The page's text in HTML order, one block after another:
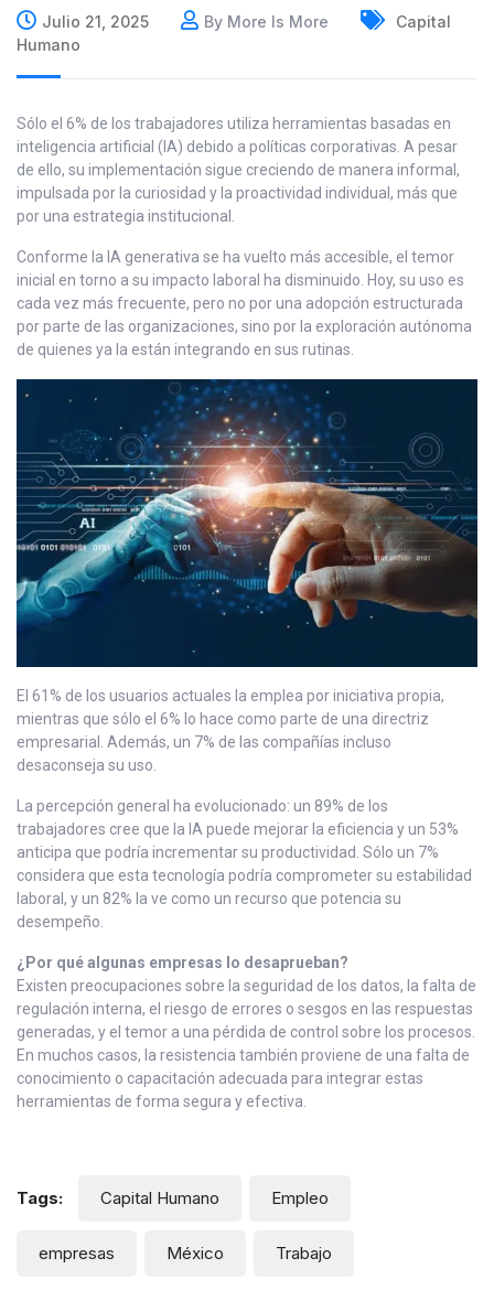
Julio 21, 2025 By More Is More
Capital
Humano
Sólo el 6% de los trabajadores utiliza herramientas basadas en
inteligencia artificial (IA) debido a políticas corporativas. A pesar
de ello, su implementación sigue creciendo de manera informal,
impulsada por la curiosidad y la proactividad individual, más que
por una estrategia institucional.
Conforme la IA generativa se ha vuelto más accesible, el temor
inicial en torno a su impacto laboral ha disminuido. Hoy, su uso es
cada vez más frecuente, pero no por una adopción estructurada
por parte de las organizaciones, sino por la exploración autónoma
de quienes ya la están integrando en sus rutinas.
El 61% de los usuarios actuales la emplea por iniciativa propia,
mientras que sólo el 6% lo hace como parte de una directriz
empresarial. Además, un 7% de las compañías incluso
desaconseja su uso.
La percepción general ha evolucionado: un 89% de los
trabajadores cree que la IA puede mejorar la eficiencia y un 53%
anticipa que podría incrementar su productividad. Sólo un 7%
considera que esta tecnología podría comprometer su estabilidad
laboral, y un 82% la ve como un recurso que potencia su
desempeño.
¿Por qué algunas empresas lo desaprueban?
Existen preocupaciones sobre la seguridad de los datos, la falta de
regulación interna, el riesgo de errores o sesgos en las respuestas
generadas, y el temor a una pérdida de control sobre los procesos.
En muchos casos, la resistencia también proviene de una falta de
conocimiento o capacitación adecuada para integrar estas
herramientas de forma segura y efectiva.
Tags: Capital Humano Empleo
empresas México Trabajo